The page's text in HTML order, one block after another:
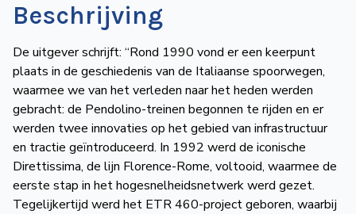
Beschrijving
De uitgever schrijft: “Rond 1990 vond er een keerpunt
plaats in de geschiedenis van de Italiaanse spoorwegen,
waarmee we van het verleden naar het heden werden
gebracht: de Pendolino-treinen begonnen te rijden en er
werden twee innovaties op het gebied van infrastructuur
en tractie geïntroduceerd. In 1992 werd de iconische
Direttissima, de lijn Florence-Rome, voltooid, waarmee de
eerste stap in het hogesnelheidsnetwerk werd gezet.
Tegelijkertijd werd het ETR 460-project geboren, waarbij